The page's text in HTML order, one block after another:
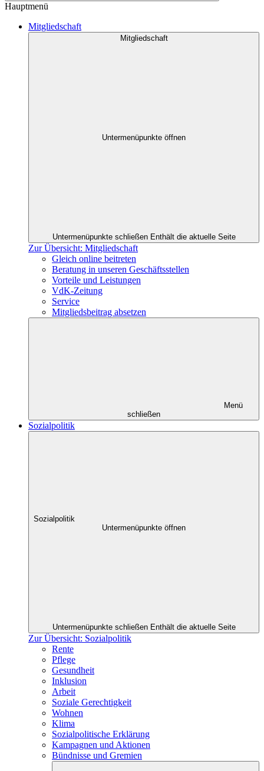
Hauptmenü
Mitgliedschaft
Mitgliedschaft
Untermenüpunkte öffnen
Untermenüpunkte schließen Enthält die aktuelle Seite
Zur Übersicht: Mitgliedschaft
Gleich online beitreten
Beratung in unseren Geschäftsstellen
Vorteile und Leistungen
VdK-Zeitung
Service
Mitgliedsbeitrag absetzen
Menü
schließen
Sozialpolitik
Sozialpolitik
Untermenüpunkte öffnen
Untermenüpunkte schließen Enthält die aktuelle Seite
Zur Übersicht: Sozialpolitik
Rente
Pflege
Gesundheit
Inklusion
Arbeit
Soziale Gerechtigkeit
Wohnen
Klima
Sozialpolitische Erklärung
Kampagnen und Aktionen
Bündnisse und Gremien